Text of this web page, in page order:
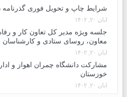
شرایط چاپ و تحویل فوری
آبان ۲۰, ۱۴۰۲
جلسه ویژه مدیر کل تعاون کار و
معاون، روسای ستادی و کارشناسان
آبان ۲۰, ۱۴۰۲
مشارکت دانشگاه چمران اهواز و
خوزستان
آبان ۲۰, ۱۴۰۲